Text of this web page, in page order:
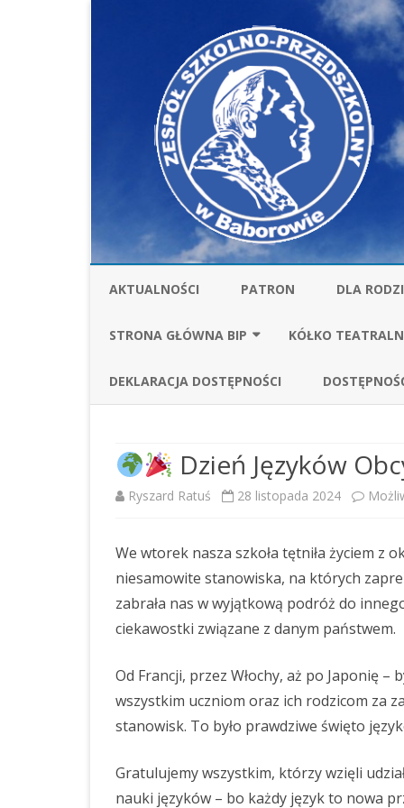
AKTUALNOŚCI PATRON DLA
STOŁÓWKA
STRONA GŁÓWNA BIP
FINANSE
SPRAWOZDANIA
RAPORT O STANIE
ZAPEWNIENIA DOSTĘPNOŚCI
OŚWIADCZENIE O STANIE
PLAN POSTĘPOWAŃ O
ROK 2026
PLAN POSTĘPOWAŃ O
UDZIELENIE ZAMÓWIEŃ NA
PLAN POSTĘPOWAŃ O
KÓŁKO
DEKLARACJA DOSTĘPNOŚCI
Dzień Języków
Ryszard Ratuś 28 listopada 2024
We wtorek nasza szkoła tętniła życiem z
niesamowite stanowiska, na których
zabrała nas w wyjątkową podróż do
ciekawostki związane z danym państwem.
Od Francji, przez Włochy, aż po Japonię
wszystkim uczniom oraz ich rodzicom za
stanowisk. To było prawdziwe święto
Gratulujemy wszystkim, którzy wzięli
nauki języków – bo każdy język to nowa